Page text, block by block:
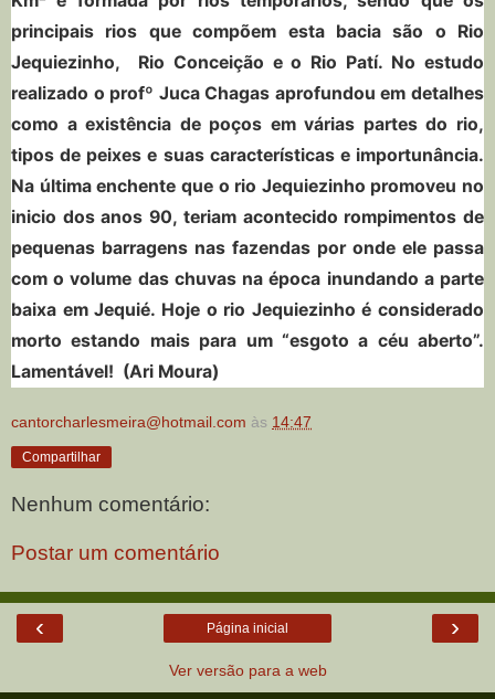
principais rios que compõem esta bacia são o Rio
Jequiezinho, Rio Conceição e o Rio Patí. No estudo
realizado o profº Juca Chagas aprofundou em detalhes
como a existência de poços em várias partes do rio,
tipos de peixes e suas características e importunância.
Na última enchente que o rio Jequiezinho promoveu no
inicio dos anos 90, teriam acontecido rompimentos de
pequenas barragens nas fazendas por onde ele passa
com o volume das chuvas na época inundando a parte
baixa em Jequié. Hoje o rio Jequiezinho é considerado
morto estando mais para um“esgoto a céu aberto”.
Lamentável! (Ari Moura)
cantorcharlesmeira@hotmail.com às 14:47
Compartilhar
Nenhum comentário:
Postar um comentário
‹ ›
Página inicial
Ver versão para a web